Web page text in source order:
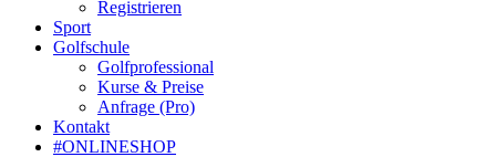
Registrieren
Sport
Golfschule
Golfprofessional
Kurse & Preise
Anfrage (Pro)
Kontakt
#ONLINESHOP